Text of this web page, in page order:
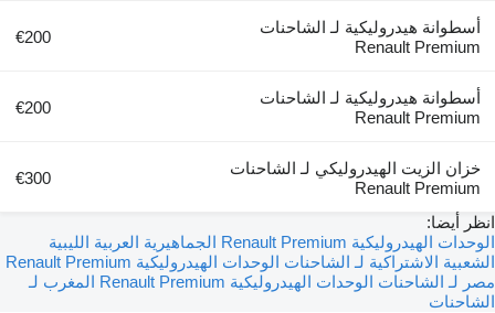
أسطوانة هيدروليكية لـ الشاحنات
Renault Premium
€200
أسطوانة هيدروليكية لـ الشاحنات
Renault Premium
€200
خزان الزيت الهيدروليكي لـ الشاحنات
Renault Premium
€300
انظر أيضا:
الوحدات الهيدروليكية Renault Premium الجماهيرية العربية الليبية
الشعبية الاشتراكية لـ الشاحنات
الوحدات الهيدروليكية Renault Premium
مصر لـ الشاحنات
الوحدات الهيدروليكية Renault Premium المغرب لـ
الشاحنات